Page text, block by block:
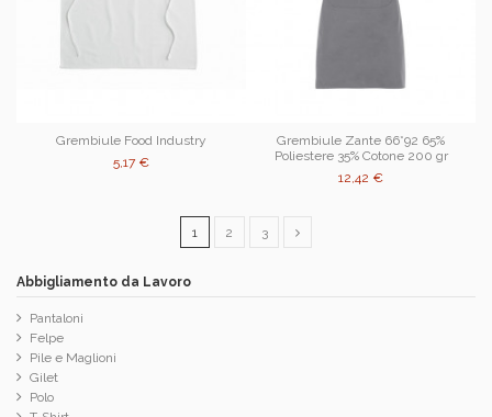
Grembiule Food Industry
5,17 €
Grembiule Zante 66*92 65%
Poliestere 35% Cotone 200 gr
12,42 €
1 2 3
Abbigliamento da Lavoro
Pantaloni
Felpe
Pile e Maglioni
Gilet
Polo